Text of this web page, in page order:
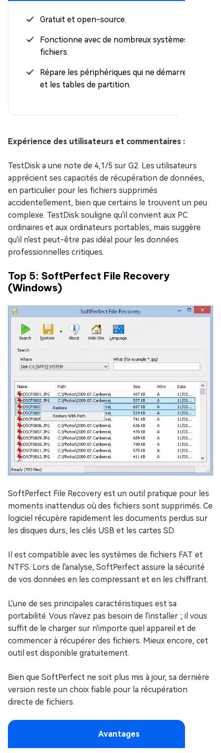
Gratuit et open-source.
Fonctionne avec de nombreux systèmes de
fichiers.
Répare les périphériques qui ne démarrent pas
et les tables de partition.
Expérience des utilisateurs et commentaires :
TestDisk a une note de 4,1/5 sur G2. Les utilisateurs
apprécient ses capacités de récupération de données,
en particulier pour les fichiers supprimés
accidentellement, bien que certains le trouvent un peu
complexe. TestDisk souligne qu'il convient aux PC
ordinaires et aux ordinateurs portables, mais suggère
qu'il n'est peut-être pas idéal pour les données
professionnelles critiques.
Top 5: SoftPerfect File Recovery
(Windows)
SoftPerfect File Recovery est un outil pratique pour les
moments inattendus où des fichiers sont supprimés. Ce
logiciel récupère rapidement les documents perdus sur
les disques durs, les clés USB et les cartes SD.
Il est compatible avec les systèmes de fichiers FAT et
NTFS. Lors de l'analyse, SoftPerfect assure la sécurité
de vos données en les compressant et en les chiffrant.
L'une de ses principales caractéristiques est sa
portabilité. Vous n'avez pas besoin de l'installer ; il vous
suffit de le charger sur n'importe quel appareil et de
commencer à récupérer des fichiers. Mieux encore, cet
outil est disponible gratuitement.
Bien que SoftPerfect ne soit plus mis à jour, sa dernière
version reste un choix fiable pour la récupération
directe de fichiers.
Avantages